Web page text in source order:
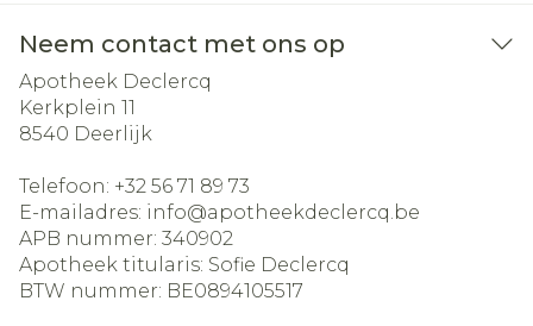
Neem contact met ons op
Apotheek Declercq
Kerkplein 11
8540 Deerlijk
Telefoon: +32 56 71 89 73
E-mailadres: info@apotheekdeclercq.be
APB nummer: 340902
Apotheek titularis: Sofie Declercq
BTW nummer: BE0894105517